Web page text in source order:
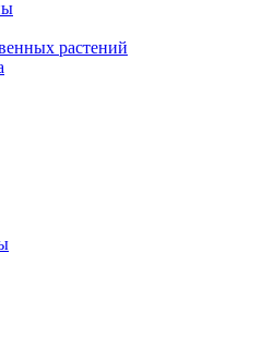
растений